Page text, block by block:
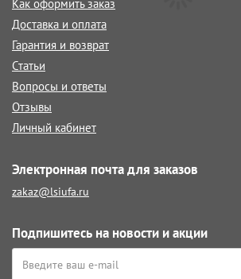
Как оформить заказ
Доставка и оплата
Гарантия и возврат
Статьи
Вопросы и ответы
Отзывы
Личный кабинет
Электронная почта для заказов
zakaz@lsiufa.ru
Подпишитесь на новости и акции